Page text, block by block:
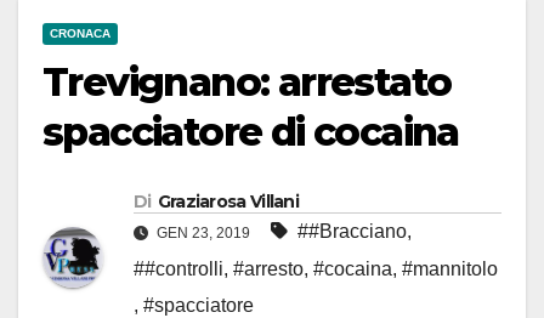
CRONACA
Trevignano: arrestato
spacciatore di cocaina
Di Graziarosa Villani
GEN 23, 2019 ##Bracciano,
##controlli, #arresto, #cocaina, #mannitolo
, #spacciatore